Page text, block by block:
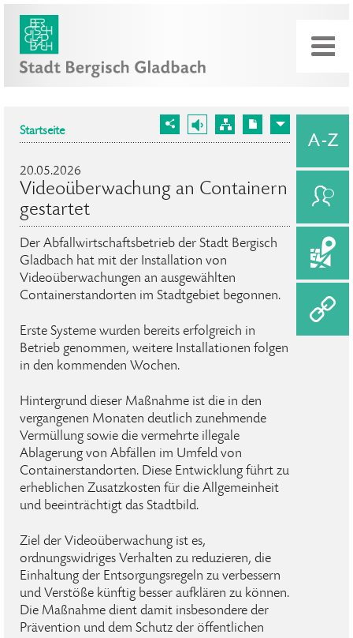
Startseite
20.05.2026
Videoüberwachung an Containern
gestartet
Der Abfallwirtschaftsbetrieb der Stadt Bergisch
Gladbach hat mit der Installation von
Videoüberwachungen an ausgewählten
Containerstandorten im Stadtgebiet begonnen.
Erste Systeme wurden bereits erfolgreich in
Betrieb genommen, weitere Installationen folgen
in den kommenden Wochen.
Hintergrund dieser Maßnahme ist die in den
vergangenen Monaten deutlich zunehmende
Vermüllung sowie die vermehrte illegale
Ablagerung von Abfällen im Umfeld von
Containerstandorten. Diese Entwicklung führt zu
erheblichen Zusatzkosten für die Allgemeinheit
und beeinträchtigt das Stadtbild.
Ziel der Videoüberwachung ist es,
ordnungswidriges Verhalten zu reduzieren, die
Einhaltung der Entsorgungsregeln zu verbessern
und Verstöße künftig besser aufklären zu können.
Die Maßnahme dient damit insbesondere der
Prävention und dem Schutz der öffentlichen